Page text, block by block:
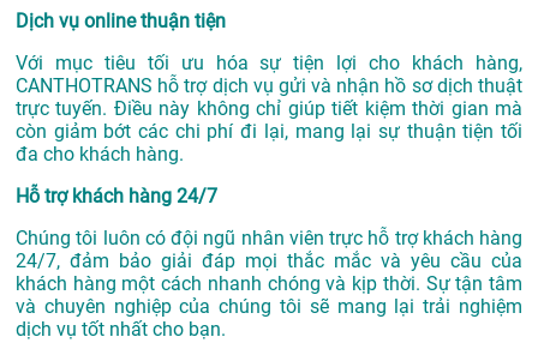
Dịch vụ online thuận tiện
Với mục tiêu tối ưu hóa sự tiện lợi cho khách hàng,
CANTHOTRANS hỗ trợ dịch vụ gửi và nhận hồ sơ dịch thuật
trực tuyến. Điều này không chỉ giúp tiết kiệm thời gian mà
còn giảm bớt các chi phí đi lại, mang lại sự thuận tiện tối
đa cho khách hàng.
Hỗ trợ khách hàng 24/7
Chúng tôi luôn có đội ngũ nhân viên trực hỗ trợ khách hàng
24/7, đảm bảo giải đáp mọi thắc mắc và yêu cầu của
khách hàng một cách nhanh chóng và kịp thời. Sự tận tâm
và chuyên nghiệp của chúng tôi sẽ mang lại trải nghiệm
dịch vụ tốt nhất cho bạn.